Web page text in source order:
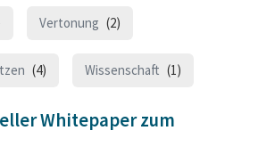
Vertonung (2)
(4) Wissenschaft (1)
Whitepaper zum